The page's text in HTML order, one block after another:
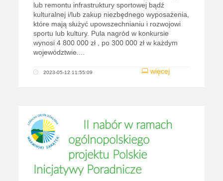
lub remontu infrastruktury sportowej bądź
kulturalnej i/lub zakup niezbędnego wyposażenia,
które mają służyć upowszechnianiu i rozwojowi
sportu lub kultury. Pula nagród w konkursie
wynosi 4 800 000 zł , po 300 000 zł w każdym
województwie....
więcej
2023-05-12 11:55:09
II nabór w ramach
ogólnopolskiego
projektu Polskie
Inicjatywy Poradnicze